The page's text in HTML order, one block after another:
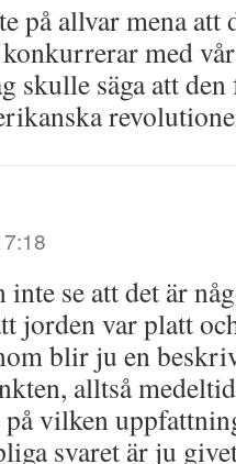
på allvar mena
med
skulle säga att
inte se att det är
jorden var platt
blir ju en
alltså
på vilken
svaret är ju